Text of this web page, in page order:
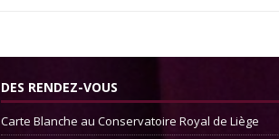
DES RENDEZ-VOUS
Carte Blanche au Conservatoire Royal de Liège